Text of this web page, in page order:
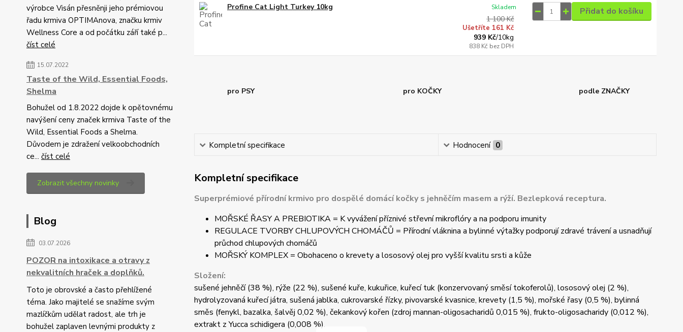
výrobce Visán přesněnji jeho prémiovou
řadu krmiva OPTIMAnova, značku krmiv
Wellness Core a od počátku září také p...
číst celé
15.07.2022
Taste of the Wild, Essential Foods,
Shelma
Bohužel od 1.8.2022 dojde k opětovnému
navýšení ceny značek krmiva Taste of the
Wild, Essential Foods a Shelma.
Důvodem je zdražení velkoobchodních
ce... číst celé
Zobrazit všechny novinky
Blog
03.07.2026
POZOR na intoxikace a otravy z
nekvalitních hraček a doplňků.
Toto je obrovské a často přehlížené
téma. Jako majitelé se snažíme svým
mazlíčkům udělat radost, ale trh je
bohužel zaplaven levnými produkty z
Profine Cat Light Turkey 10kg
1 100 Kč
Ušetříte 161 Kč
939 Kč/10kg
838 Kč bez DPH
Skladem Přidat do košíku
pro PSY pro KOČKY podle ZNAČKY
Kompletní specifikace Hodnocení 0
Kompletní specifikace
Superprémiové přírodní krmivo pro dospělé domácí kočky s jehněčím masem a rýží. Bezlepková receptura.
MOŘSKÉ ŘASY A PREBIOTIKA = K vyvážení příznivé střevní mikroflóry a na podporu imunity
REGULACE TVORBY CHLUPOVÝCH CHOMÁČŮ = Přírodní vláknina a bylinné výtažky podporují zdravé trávení a usnadňují
průchod chlupových chomáčů
MOŘSKÝ KOMPLEX = Obohaceno o krevety a lososový olej pro vyšší kvalitu srsti a kůže
Složení:
sušené jehněčí (38 %), rýže (22 %), sušené kuře, kukuřice, kuřecí tuk (konzervovaný směsí tokoferolů), lososový olej (2 %),
hydrolyzovaná kuřecí játra, sušená jablka, cukrovarské řízky, pivovarské kvasnice, krevety (1,5 %), mořské řasy (0,5 %), bylinná
směs (fenykl, bazalka, šalvěj 0,02 %), čekankový kořen (zdroj mannan-oligosacharidů 0,015 %), frukto-oligosacharidy (0,012 %),
extrakt z Yucca schidigera (0,008 %).